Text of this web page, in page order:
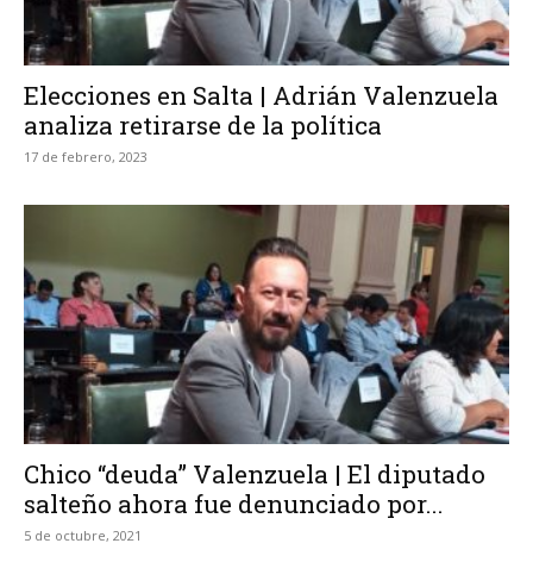
Elecciones en Salta | Adrián Valenzuela
analiza retirarse de la política
17 de febrero, 2023
Chico “deuda” Valenzuela | El diputado
salteño ahora fue denunciado por...
5 de octubre, 2021